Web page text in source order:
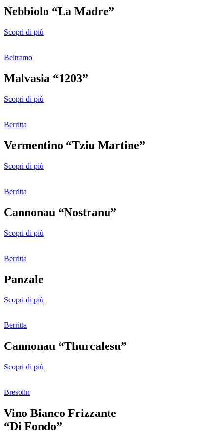
Nebbiolo “La Madre”
Scopri di più
Beltramo
Malvasia “1203”
Scopri di più
Berritta
Vermentino “Tziu Martine”
Scopri di più
Berritta
Cannonau “Nostranu”
Scopri di più
Berritta
Panzale
Scopri di più
Berritta
Cannonau “Thurcalesu”
Scopri di più
Bresolin
Vino Bianco Frizzante
“Di Fondo”